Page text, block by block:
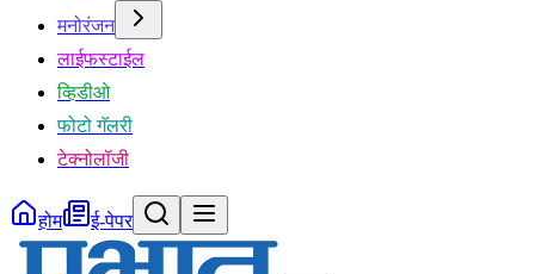
मनोरंजन
लाईफस्टाईल
व्हिडीओ
फोटो गॅलरी
टेक्नोलॉजी
होम ई-पेपर